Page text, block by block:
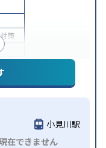
策
小見川駅
在できません